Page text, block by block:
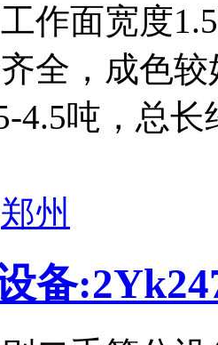
作面宽度
全，成色
4.5吨，总
郑州
备